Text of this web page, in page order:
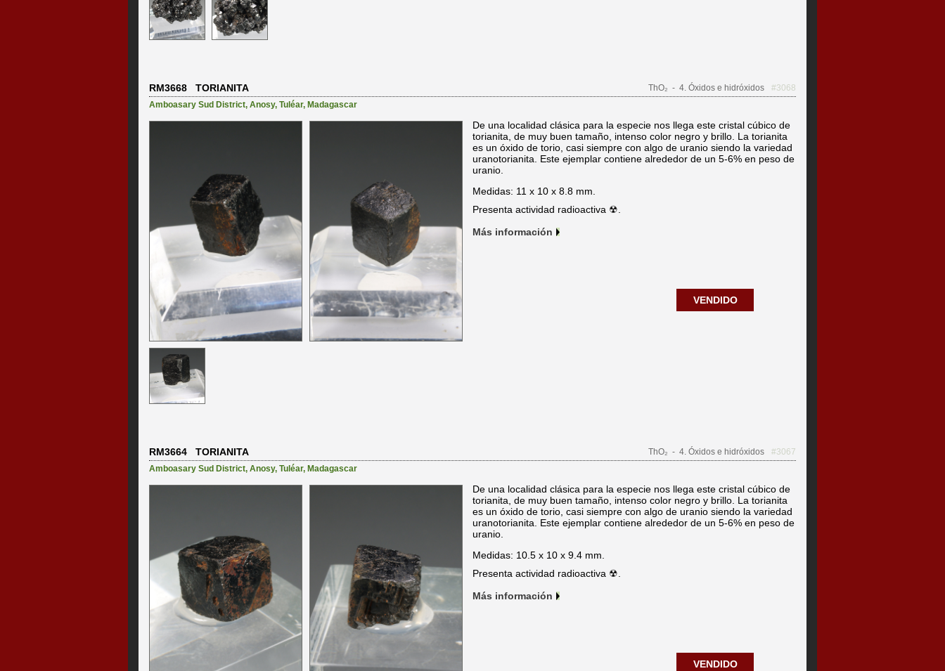
RM3668 TORIANITA ThO₂ - 4. Óxidos e hidróxidos
#3068
Amboasary Sud District, Anosy, Tuléar, Madagascar
De una localidad clásica para la especie nos llega este cristal cúbico de
torianita, de muy buen tamaño, intenso color negro y brillo. La torianita
es un óxido de torio, casi siempre con algo de uranio siendo la variedad
uranotorianita. Este ejemplar contiene alrededor de un 5-6% en peso de
uranio.
Medidas: 11 x 10 x 8.8 mm.
Presenta actividad radioactiva ☢.
Más información
VENDIDO
RM3664 TORIANITA ThO₂ - 4. Óxidos e hidróxidos
#3067
Amboasary Sud District, Anosy, Tuléar, Madagascar
De una localidad clásica para la especie nos llega este cristal cúbico de
torianita, de muy buen tamaño, intenso color negro y brillo. La torianita
es un óxido de torio, casi siempre con algo de uranio siendo la variedad
uranotorianita. Este ejemplar contiene alrededor de un 5-6% en peso de
uranio.
Medidas: 10.5 x 10 x 9.4 mm.
Presenta actividad radioactiva ☢.
Más información
VENDIDO